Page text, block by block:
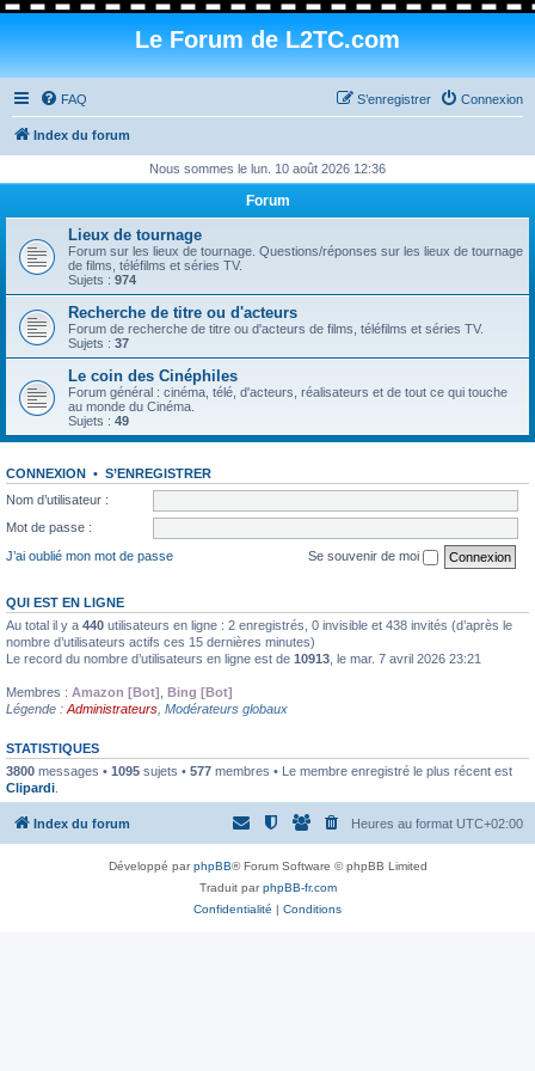
Le Forum de L2TC.com
FAQ Connexion
S’enregistrer
Index du forum
Nous sommes le lun. 10 août 2026 12:36
Forum
Lieux de tournage
Forum sur les lieux de tournage. Questions/réponses sur les lieux de tournage
de films, téléfilms et séries TV.
Sujets : 974
Recherche de titre ou d'acteurs
Forum de recherche de titre ou d'acteurs de films, téléfilms et séries TV.
Sujets : 37
Le coin des Cinéphiles
Forum général : cinéma, télé, d'acteurs, réalisateurs et de tout ce qui touche
au monde du Cinéma.
Sujets : 49
CONNEXION • S’ENREGISTRER
Nom d’utilisateur :
Mot de passe :
J’ai oublié mon mot de passe
Se souvenir de moi
QUI EST EN LIGNE
Au total il y a 440 utilisateurs en ligne : 2 enregistrés, 0 invisible et 438 invités (d’après le
nombre d’utilisateurs actifs ces 15 dernières minutes)
Le record du nombre d’utilisateurs en ligne est de 10913 , le mar. 7 avril 2026 23:21
Membres : Amazon [Bot] Bing [Bot]
Légende : Administrateurs Modérateurs globaux
STATISTIQUES
3800 messages • 1095 sujets • 577 membres • Le membre enregistré le plus récent est
Clipardi
Index du forum Heures au format UTC+02:00
Développé parphpBB® Forum Software © phpBB Limited
Traduit parphpBB-fr.com
Confidentialité | Conditions